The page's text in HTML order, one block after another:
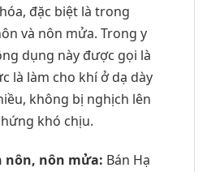
đặc biệt là trong
và nôn mửa. Trong y
dụng này được gọi là
là làm cho khí ở dạ dày
không bị nghịch lên
khó chịu.
nôn, nôn mửa: Bán Hạ